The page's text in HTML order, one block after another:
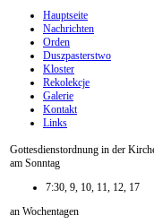
Hauptseite
Nachrichten
Orden
Duszpasterstwo
Kloster
Rekolekcje
Galerie
Kontakt
Links
Gottesdienstordnung in der
am Sonntag
7:30, 9, 10, 11, 12, 17
an Wochentagen